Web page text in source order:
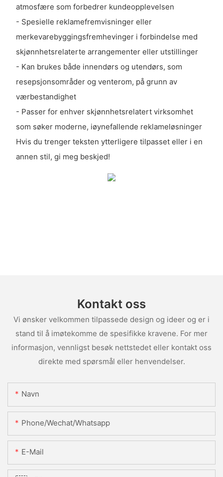
atmosfære som forbedrer kundeopplevelsen
- Spesielle reklamefremvisninger eller
merkevarebyggingsfremhevinger i forbindelse med
skjønnhetsrelaterte arrangementer eller utstillinger
- Kan brukes både innendørs og utendørs, som
resepsjonsområder og venterom, på grunn av
værbestandighet
- Passer for enhver skjønnhetsrelatert virksomhet
som søker moderne, iøynefallende reklameløsninger
Hvis du trenger teksten ytterligere tilpasset eller i en
annen stil, gi meg beskjed!
Kontakt oss
Vi ønsker velkommen tilpassede design og ideer og er i
stand til å imøtekomme de spesifikke kravene. For mer
informasjon, vennligst besøk nettstedet eller kontakt oss
direkte med spørsmål eller henvendelser.
Navn
Phone/Wechat/Whatsapp
E-Mail